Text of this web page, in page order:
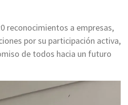
reconocimientos a empresas,
por su participación activa,
de todos hacia un futuro